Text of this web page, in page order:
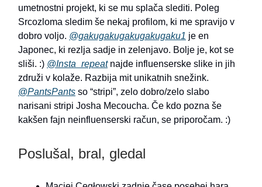
umetnostni projekt, ki se mu splača slediti. Poleg
Srcozloma sledim še nekaj profilom, ki me spravijo v
dobro voljo. @gakugakugakugakugaku1 je en
Japonec, ki rezlja sadje in zelenjavo. Bolje je, kot se
sliši. :) @Insta_repeatnajde influenserske slike in jih
združi v kolaže. Razbija mit unikatnih snežink.
@PantsPants so “stripi”, zelo dobro/zelo slabo
narisani stripi Josha Mecoucha. Če kdo pozna še
kakšen fajn neinfluenserski račun, se priporočam. :)
Poslušal, bral, gledal